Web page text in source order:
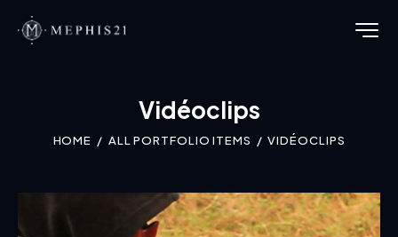
Vidéoclips
HOME ALL PORTFOLIO ITEMS VIDÉOCLIPS